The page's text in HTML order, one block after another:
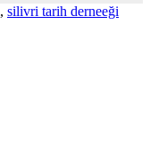
, silivri tarih derneeği